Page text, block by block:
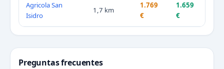
Agricola San
Isidro
1,7 km
1.769
€
1.659
€
Preguntas frecuentes